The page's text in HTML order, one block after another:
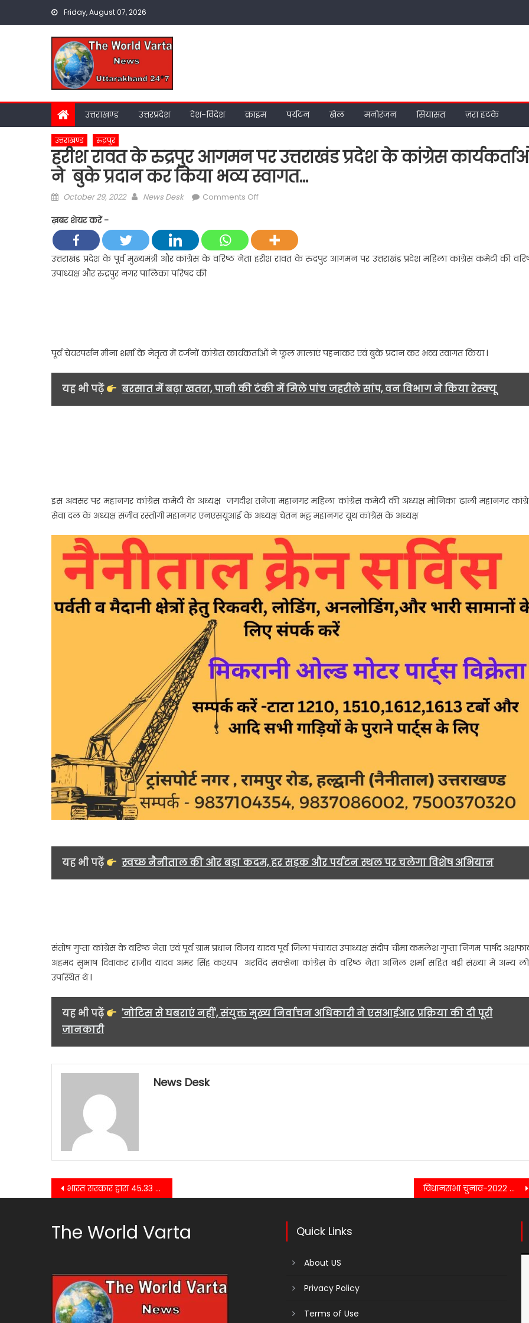
Friday, August 07, 2026
उत्तराखण्ड उत्तरप्रदेश देश-विदेश क्राइम पर्यटन खेल मनोरंजन सियासत ज़रा हटके
उत्तराखण्ड रुद्रपुर
हरीश रावत के रुद्रपुर आगमन पर उत्तराखंड प्रदेश के कांग्रेस
ने बुके प्रदान कर किया भव्य स्वागत…
Posted
October 29, 2022 Author
News Desk Comments Offon
रुद्रपुर
आगमन
ने
बुके
प्रदान
ख़बर शेयर करें -
उत्तराखंड प्रदेश के पूर्व मुख्यमंत्री और कांग्रेस के वरिष्ठ नेता हरीश रावत के रुद्रपुर आगमन पर उत्तराखंड प्रदेश महिला कांग्रेस कमेटी की
उपाध्यक्ष और रुद्रपुर नगर पालिका परिषद की
पूर्व चेयरपर्सन मीना शर्मा के नेतृत्व में दर्जनों कांग्रेस कार्यकर्ताओं ने फूल मालाएं पहनाकर एवं बुके प्रदान कर भव्य स्वागत किया l
यह भी पढ़ें बरसात में बढ़ा खतरा, पानी की टंकी में मिले पांच जहरीले सांप, वन विभाग ने किया रेस्क्यू
इस अवसर पर महानगर कांग्रेस कमेटी के अध्यक्ष जगदीश तनेजा महानगर महिला कांग्रेस कमेटी की अध्यक्ष मोनिका ढाली महानगर
सेवा दल के अध्यक्ष संजीव रस्तोगी महानगर एनएसयूआई के अध्यक्ष चेतन भट्ट महानगर यूथ कांग्रेस के अध्यक्ष
यह भी पढ़ें स्वच्छ नैनीताल की ओर बड़ा कदम, हर सड़क और पर्यटन स्थल पर चलेगा विशेष अभियान
संतोष गुप्ता कांग्रेस के वरिष्ठ नेता एवं पूर्व ग्राम प्रधान विजय यादव पूर्व जिला पंचायत उपाध्यक्ष संदीप चीमा कमलेश गुप्ता निगम पार्षद
अहमद सुभाष दिवाकर राजीव यादव अमर सिंह कश्यप अरविंद सक्सेना कांग्रेस के वरिष्ठ नेता अनिल शर्मा सहित बड़ी संख्या में अन्य
उपस्थित थे l
यह भी पढ़ें
'नोटिस से घबराएं नहीं', संयुक्त मुख्य निर्वाचन अधिकारी ने एसआईआर प्रक्रिया की दी पूरी
जानकारी
News Desk
Post
भारत सरकार द्वारा 45.33 एकड़ जमीन को उत्तराखंड सरकार को किया हस्तांतरित ,केंद्रीय मंत्री ने जताया आभार…. विधानसभा चुनाव-2022 के स्टार प्रचारक मुख्यमंत्री धामी ने हिमांचल प्रदेश में जनसभाओं को किया संबोधित..
The World Varta Quick Links
About US
Privacy Policy
Terms of Use